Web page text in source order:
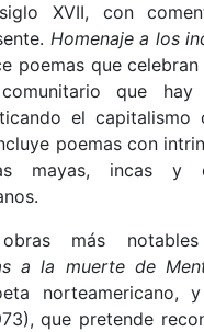
XVII, con
Homenaje a los
poemas que
que
el capitalismo
poemas con
mayas, incas y
más
a la muerte de
norteamericano, y
que pretende